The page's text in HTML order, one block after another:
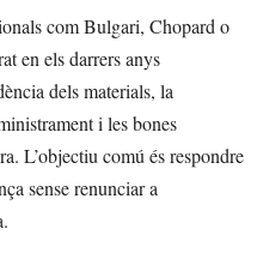
com Bulgari, Chopard o
en els darrers anys
dels materials, la
i les bones
L’objectiu comú és respondre
sense renunciar a